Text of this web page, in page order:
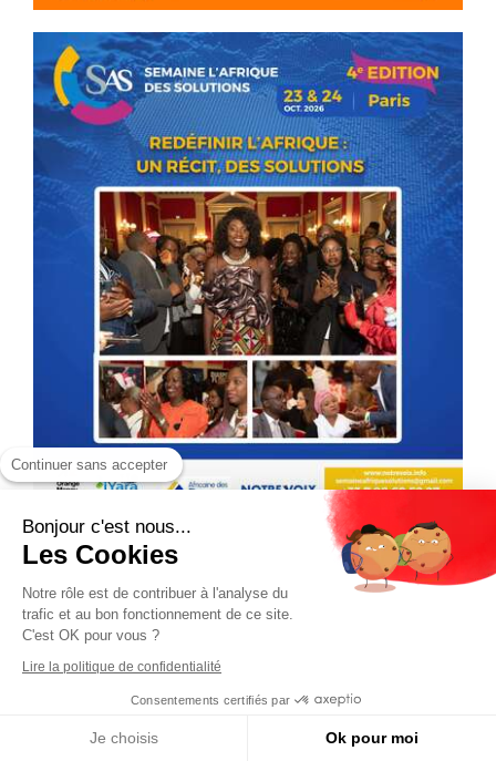
Continuer sans accepter
Bonjour c'est nous...
Les Cookies
Notre rôle est de contribuer à l'analyse du
trafic et au bon fonctionnement de ce site.
C'est OK pour vous ?
Lire la politique de confidentialité
Consentements certifiés par
Je choisis Ok pour moi